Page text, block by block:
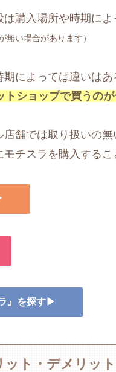
購入場所や時期によ
無い場合があります）
によっては違いは
トショップで買うの
舗では取り扱いの
チスラを購入するこ
』を探す▶
ト・デメリット